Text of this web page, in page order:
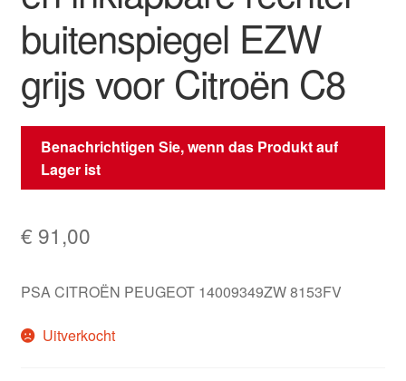
buitenspiegel EZW
grijs voor Citroën C8
Benachrichtigen Sie, wenn das Produkt auf
Lager ist
€ 91,00
PSA CITROËN PEUGEOT 14009349ZW 8153FV
Uitverkocht